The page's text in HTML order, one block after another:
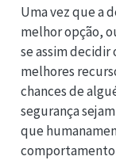
Uma vez que a
melhor opção,
se assim decidir
melhores
chances de
segurança
que